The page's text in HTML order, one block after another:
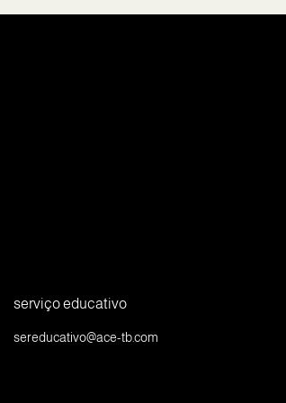
serviço educativo
sereducativo@ace-tb.com